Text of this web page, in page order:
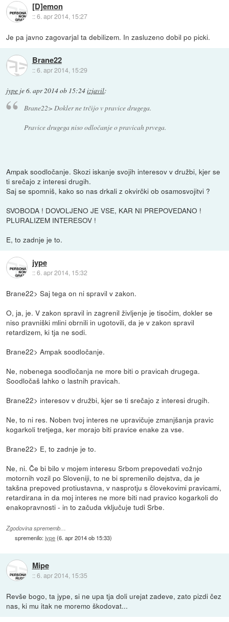
[D]emon
::6. apr 2014, 15:27
Je pa javno zagovarjal ta debilizem. In zasluzeno dobil po picki.
Brane22
::6. apr 2014, 15:29
jype je6. apr 2014 ob 15:24izjavil:
Brane22> Dokler ne trčijo v pravice drugega.
Pravice drugega niso odločanje o pravicah prvega.
Ampak soodločanje. Skozi iskanje svojih interesov v družbi, kjer se
ti srečajo z interesi drugih.
Saj se spomniš, kako so nas drkali z okvirčki ob osamosvojitvi ?
SVOBODA ! DOVOLJENO JE VSE, KAR NI PREPOVEDANO !
PLURALIZEM INTERESOV !
E, to zadnje je to.
jype
::6. apr 2014, 15:32
Brane22> Saj tega on ni spravil v zakon.
O, ja, je. V zakon spravil in zagrenil življenje je tisočim, dokler se
niso pravniški mlini obrnili in ugotovili, da je v zakon spravil
retardizem, ki tja ne sodi.
Brane22> Ampak soodločanje.
Ne, nobenega soodločanja ne more biti o pravicah drugega.
Soodločaš lahko o lastnih pravicah.
Brane22> interesov v družbi, kjer se ti srečajo z interesi drugih.
Ne, to ni res. Noben tvoj interes ne upravičuje zmanjšanja pravic
kogarkoli tretjega, ker morajo biti pravice enake za vse.
Brane22> E, to zadnje je to.
Ne, ni. Če bi bilo v mojem interesu Srbom prepovedati vožnjo
motornih vozil po Sloveniji, to ne bi spremenilo dejstva, da je
takšna prepoved protiustavna, v nasprotju s človekovimi pravicami,
retardirana in da moj interes ne more biti nad pravico kogarkoli do
enakopravnosti - in to začuda vključuje tudi Srbe.
Zgodovina sprememb…
spremenilo:jype(6. apr 2014 ob 15:33)
Mipe
::6. apr 2014, 15:35
Revše bogo, ta jype, si ne upa tja doli urejat zadeve, zato pizdi čez
nas, ki mu itak ne moremo škodovat...